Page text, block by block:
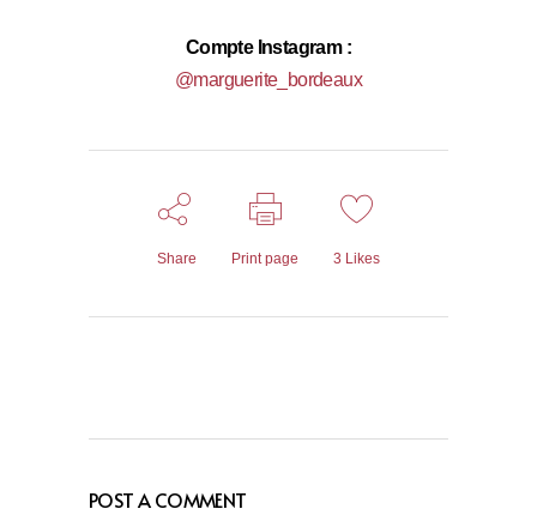
Compte Instagram :
@marguerite_bordeaux
Share Print page 3 Likes
POST A COMMENT